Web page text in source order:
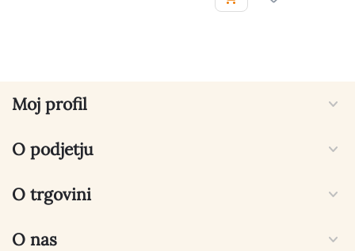
Moj profil
O podjetju
O trgovini
O nas